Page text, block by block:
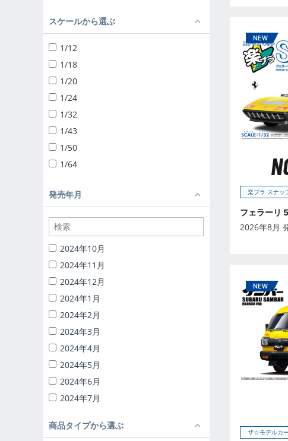
ザ☆チューンドカー
ザ☆スナップキット
ザ☆スーパーカー
1/24 リバティーウォーク
ザ☆チューンドパーツ
ザ☆バイク
1/12 完成品バイク
1/32 トラック野郎
1/32 バリューデコトラ
ザ☆デコトラパーツ
1/64 ミニデコNEXT
1/24 移動販売
1/32 RCトラック野郎
1/24 頭文字D
バック・トゥ・ザ・フューチャー
ナイトライダー
1/24 ディテールアップパーツ
ブラインドトイ
カプセルトイ
ザ☆ミニカー 1/18
ザ☆ミニカー 1/43
スケールから選ぶ
1/12
1/18
1/20
1/24
1/32
1/43
1/50
1/64
発売年月
2024年10月
2024年11月
2024年12月
2024年1月
2024年2月
2024年3月
2024年4月
2024年5月
2024年6月
2024年7月
2024年9月
商品タイプから選ぶ
楽プラ スナッ
フェラーリ
2026年8月
ザ☆モデルカー